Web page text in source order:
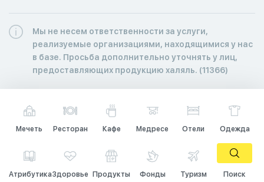
Мы не несем ответственности за услуги,
реализуемые организациями, находящимися у нас
в базе. Просьба дополнительно уточнять у лиц,
предоставляющих продукцию халяль. (11366)
Мечеть Ресторан Кафе Медресе Отели Одежда
АтрибутикаЗдоровье Продукты Фонды Туризм Поиск